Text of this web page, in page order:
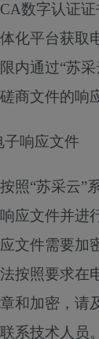
CA数字认证证
化平台获取
内通过“苏
商文件的响
子响应文件
照“苏采云”
应文件并进
文件需要加
按照要求在
和加密，请
系技术人员。